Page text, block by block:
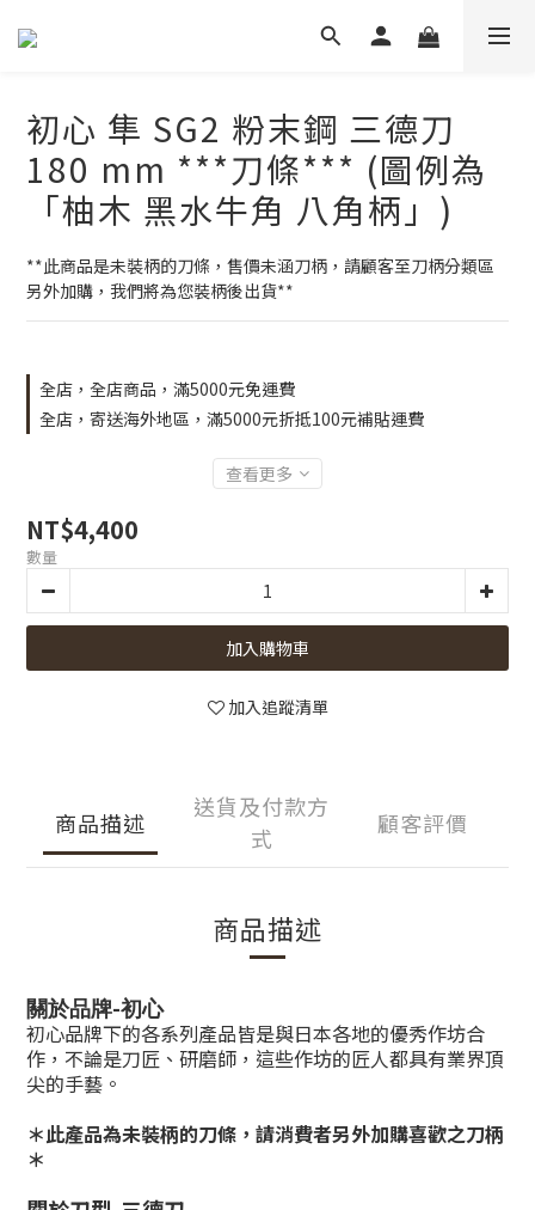
初心 隼 SG2 粉末鋼 三德刀
180 mm ***刀條*** (圖例為
「柚木 黑水牛角 八角柄」)
**此商品是未裝柄的刀條，售價未涵刀柄，請顧客至刀柄分類區
另外加購，我們將為您裝柄後出貨**
全店，全店商品，滿5000元免運費
全店，寄送海外地區，滿5000元折抵100元補貼運費
查看更多
NT$4,400
數量
加入購物車
加入追蹤清單
商品描述
送貨及付款方
式
顧客評價
商品描述
關於品牌-初心
初心品牌下的各系列產品皆是與日本各地的優秀作坊合
作，不論是刀匠、研磨師，這些作坊的匠人都具有業界頂
尖的手藝。
＊此產品為未裝柄的刀條，請消費者另外加購喜歡之刀柄
＊